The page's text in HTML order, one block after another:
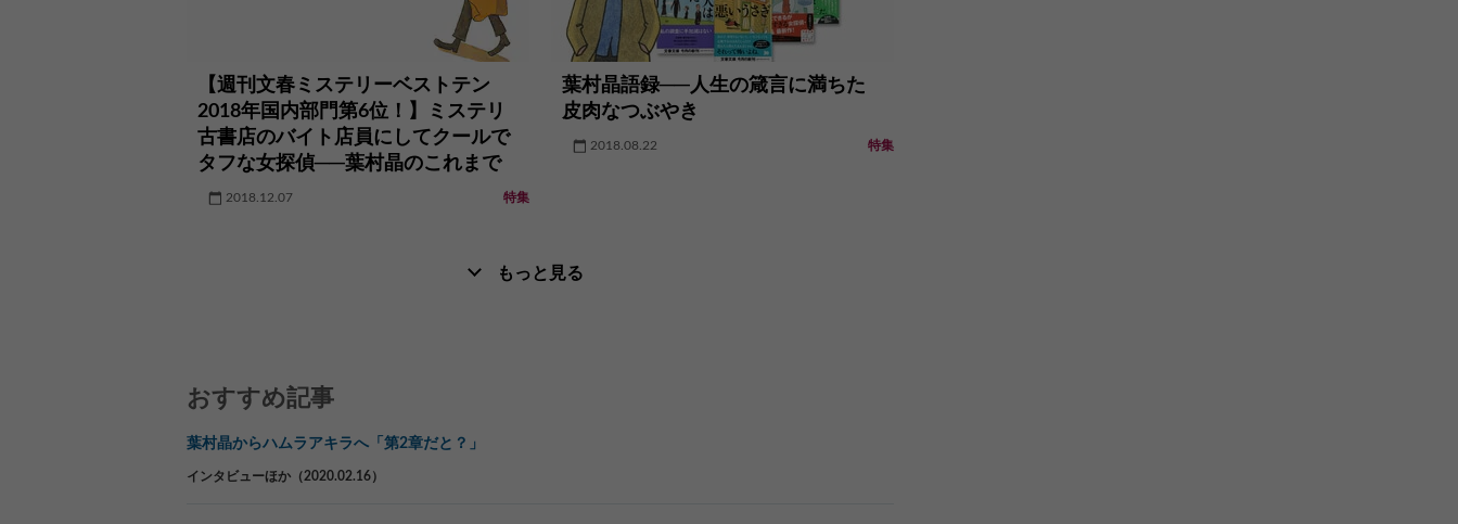
【週刊文春ミステリーベストテン
2018年国内部門第6位！】ミステリ
古書店のバイト店員にしてクールで
タフな女探偵──葉村晶のこれまで
2018.12.07 特集
葉村晶語録──人生の箴言に満ちた
皮肉なつぶやき
2018.08.22 特集
もっと見る
おすすめ記事
葉村晶からハムラアキラへ「第2章だと？」
インタビューほか（2020.02.16）